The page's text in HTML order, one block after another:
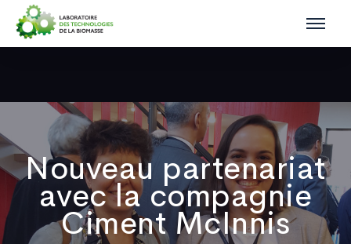
Nouveau partenariat
avec la compagnie
Ciment McInnis